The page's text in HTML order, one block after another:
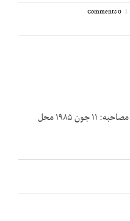
|
0 Comments
روایت کننده: آقای رمزی عطایی تاریخ مصاحبه: ۱۱ جون ۱۹۸۵ محل